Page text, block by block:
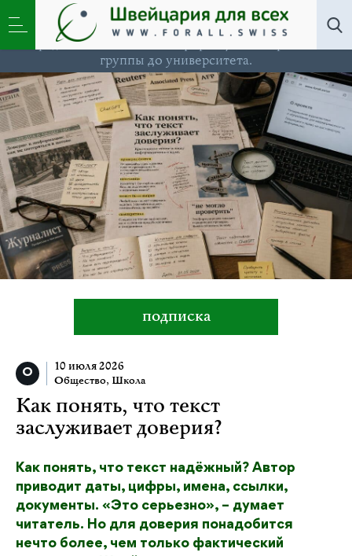
Школа »Новости швейцарского образования, в том
числе на русском языке, учиться в Швейцарии с
радостью. Полезная информация от игровой
группы до университета.
подписка
10 июля 2026
Общество, Школа
Как понять, что текст
заслуживает доверия?
Как понять, что текст надёжный? Автор
приводит даты, цифры, имена, ссылки,
документы. «Это серьезно», – думает
читатель. Но для доверия понадобится
нечто более, чем только фактический